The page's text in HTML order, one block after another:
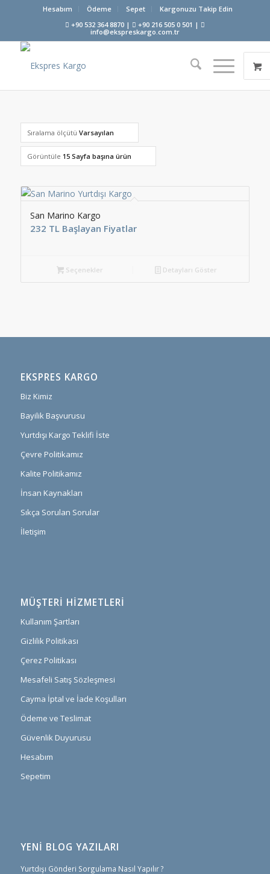
Hesabım Ödeme Sepet
Kargonuzu Takip Edin
+90 532 364 8870 |
+90 216 505 0 501 |
info@ekspreskargo.com.tr
Sıralama ölçütü Varsayılan
Görüntüle 15 Sayfa başına ürün
San Marino Kargo
232 TL Başlayan Fiyatlar
Seçenekler Detayları Göster
EKSPRES KARGO
Biz Kimiz
Bayilik Başvurusu
Yurtdışı Kargo Teklifi İste
Çevre Politikamız
Kalite Politikamız
İnsan Kaynakları
Sıkça Sorulan Sorular
İletişim
MÜŞTERI HIZMETLERI
Kullanım Şartları
Gizlilik Politikası
Çerez Politikası
Mesafeli Satış Sözleşmesi
Cayma İptal ve İade Koşulları
Ödeme ve Teslimat
Güvenlik Duyurusu
Hesabım
Sepetim
YENİ BLOG YAZILARI
Yurtdışı Gönderi Sorgulama Nasıl Yapılır ?